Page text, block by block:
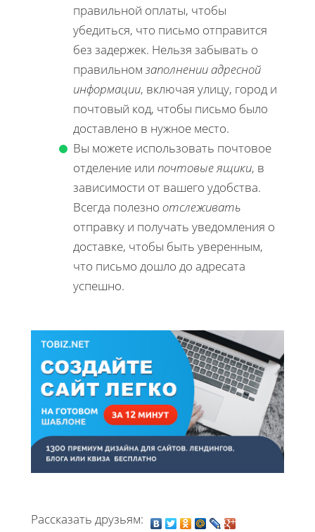
правильной оплаты, чтобы
убедиться, что письмо отправится
без задержек. Нельзя забывать о
правильном заполнении адресной
информации, включая улицу, город и
почтовый код, чтобы письмо было
доставлено в нужное место.
Вы можете использовать почтовое
отделение или почтовые ящики, в
зависимости от вашего удобства.
Всегда полезно отслеживать
отправку и получать уведомления о
доставке, чтобы быть уверенным,
что письмо дошло до адресата
успешно.
Рассказать друзьям: